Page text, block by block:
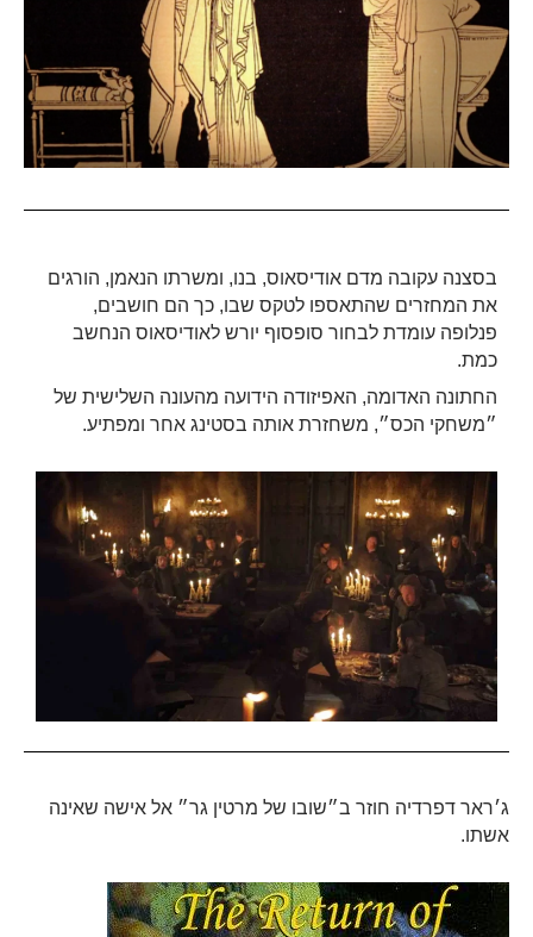
בסצנה עקובה מדם אודיסאוס, בנו, ומשרתו הנאמן, הורגים
את המחזרים שהתאספו לטקס שבו, כך הם חושבים,
פנלופה עומדת לבחור סופסוף יורש לאודיסאוס הנחשב
כמת.
החתונה האדומה, האפיזודה הידועה מהעונה השלישית של
״משחקי הכס״, משחזרת אותה בסטינג אחר ומפתיע.
ג׳ראר דפרדיה חוזר ב״שובו של מרטין גר״ אל אישה שאינה
אשתו.